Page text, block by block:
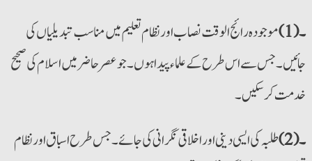
۔(1) موجودہ رائج الوقت نصاب اور نظام تعلیم میں مناسب تبدیلیاں کی
جائیں۔ جس سے اس طرح کے علماء پیدا ہوں۔ جو عصرحاضر میں اسلام کی صحیح
خدمت کرسکیں۔
۔(2) طلبہ کی ایسی دینی اوراخلاقی نگرانی کی جائے۔ جس طرح اسباق اورنظام